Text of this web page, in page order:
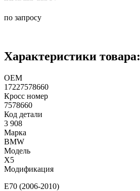
по запросу
Характеристики товара:
ОЕМ
17227578660
Кросс номер
7578660
Код детали
3 908
Марка
BMW
Модель
X5
Модификация
E70 (2006-2010)